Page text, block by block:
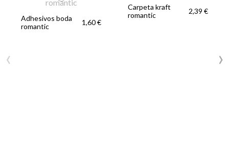
Adhesivos boda
romantic
1,60 €
Carpeta kraft
romantic
2,39 €
‹ ›